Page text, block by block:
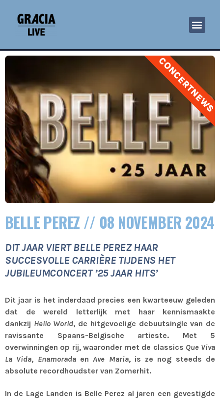
CONCERTNEWS
BELLE PEREZ // 08 NOVEMBER 2024
DIT JAAR VIERT BELLE PEREZ HAAR
SUCCESVOLLE CARRIÈRE TIJDENS HET
JUBILEUMCONCERT ’25 JAAR HITS’
Dit jaar is het inderdaad precies een kwarteeuw geleden
dat de wereld letterlijk met haar kennismaakte
dankzij Hello World, de hitgevoelige debuutsingle van de
ravissante Spaans-Belgische artieste. Met 5
overwinningen op rij, waaronder met de classics Que Viva
La Vida, EnamoradaenAve Maria, is ze nog steeds de
absolute recordhoudster van Zomerhit.
In de Lage Landen is Belle Perez al jaren een gevestigde